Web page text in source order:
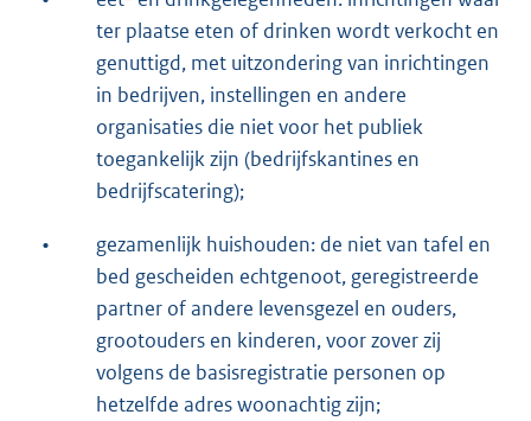
ter plaatse eten of drinken wordt verkocht en
genuttigd, met uitzondering van inrichtingen
in bedrijven, instellingen en andere
organisaties die niet voor het publiek
toegankelijk zijn (bedrijfskantines en
bedrijfscatering);
•
gezamenlijk huishouden: de niet van tafel en
bed gescheiden echtgenoot, geregistreerde
partner of andere levensgezel en ouders,
grootouders en kinderen, voor zover zij
volgens de basisregistratie personen op
hetzelfde adres woonachtig zijn;